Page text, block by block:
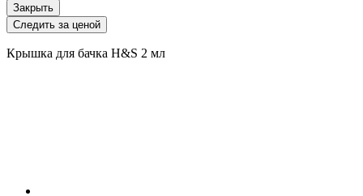
Закрыть
Следить за ценой
Крышка для бачка H&S 2 мл